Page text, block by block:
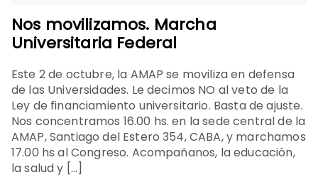
Nos movilizamos. Marcha
Universitaria Federal
Este 2 de octubre, la AMAP se moviliza en defensa
de las Universidades. Le decimos NO al veto de la
Ley de financiamiento universitario. Basta de ajuste.
Nos concentramos 16.00 hs. en la sede central de la
AMAP, Santiago del Estero 354, CABA, y marchamos
17.00 hs al Congreso. Acompañanos, la educación,
la salud y […]